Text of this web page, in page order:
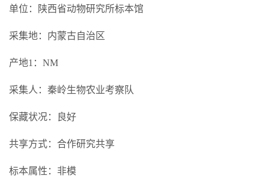
单位：陕西省动物研究所标本馆
采集地：内蒙古自治区
产地1：NM
采集人：秦岭生物农业考察队
保藏状况：良好
共享方式：合作研究共享
标本属性：非模